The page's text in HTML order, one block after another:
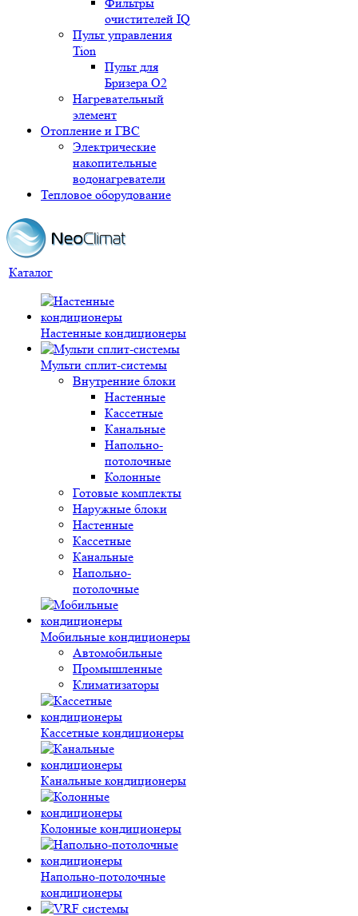
очистителей IQ
Пульт управления
Tion
Пульт для
Бризера O2
Нагревательный
элемент
Отопление и ГВС
Электрические
накопительные
водонагреватели
Тепловое оборудование
Каталог
Настенные кондиционеры
Мульти сплит-системы
Внутренние блоки
Настенные
Кассетные
Канальные
Напольно-
потолочные
Колонные
Готовые комплекты
Наружные блоки
Настенные
Кассетные
Канальные
Напольно-
потолочные
Мобильные кондиционеры
Автомобильные
Промышленные
Климатизаторы
Кассетные кондиционеры
Канальные кондиционеры
Колонные кондиционеры
Напольно-потолочные
кондиционеры